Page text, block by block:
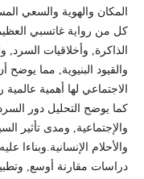
المكان والهوية والسعي
كل من رواية غاتسبي
الذاكرة, وأخلاقيات السرد,
والقيود البنيوية, مما
الاجتماعي لها أهمية
كما يوضح التحليل دور
والإجتماعية, ومدى تأثير
والأحلام الإنسانية.وبناءا
دراسات مقارنة أوسع,